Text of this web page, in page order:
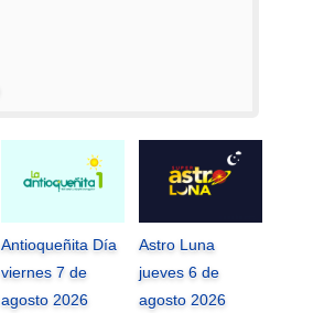
Antioqueñita Día
viernes 7 de
agosto 2026
Astro Luna
jueves 6 de
agosto 2026